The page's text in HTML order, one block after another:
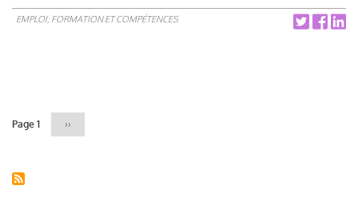
EMPLOI, FORMATION ET COMPÉTENCES
Page 1
Page
››